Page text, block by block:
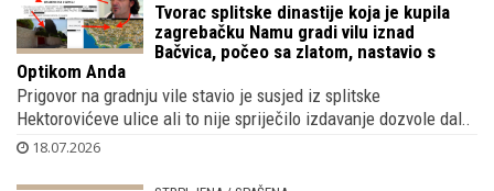
Tvorac splitske dinastije koja je kupila
zagrebačku Namu gradi vilu iznad
Bačvica, počeo sa zlatom, nastavio s
Optikom Anda
Prigovor na gradnju vile stavio je susjed iz splitske
Hektorovićeve ulice ali to nije spriječilo izdavanje dozvole dal..
18.07.2026